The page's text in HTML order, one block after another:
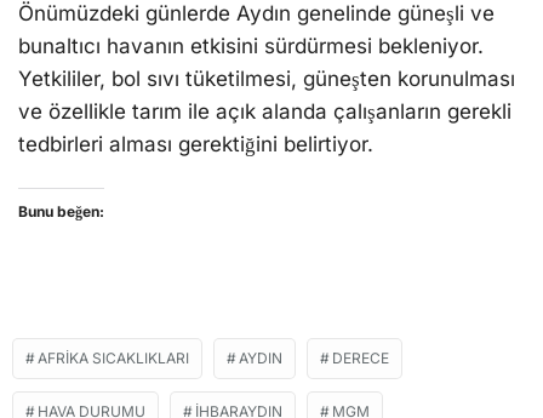
Önümüzdeki günlerde Aydın genelinde güneşli ve
bunaltıcı havanın etkisini sürdürmesi bekleniyor.
Yetkililer, bol sıvı tüketilmesi, güneşten korunulması
ve özellikle tarım ile açık alanda çalışanların gerekli
tedbirleri alması gerektiğini belirtiyor.
Bunu beğen:
AFRIKA SICAKLIKLARI AYDIN DERECE
HAVA DURUMU IHBARAYDIN MGM